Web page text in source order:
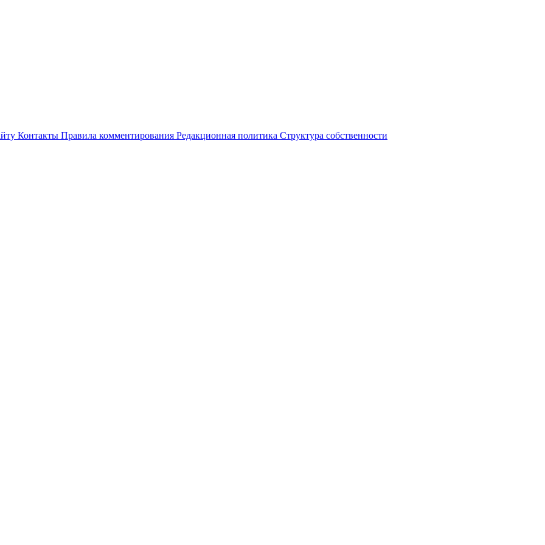
Контакты Правила комментирования Редакционная политика Структура собственности